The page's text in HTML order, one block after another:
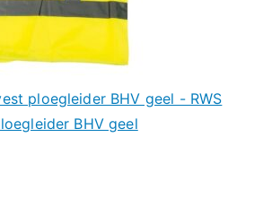
ploegleider BHV geel - RWS
BHV geel